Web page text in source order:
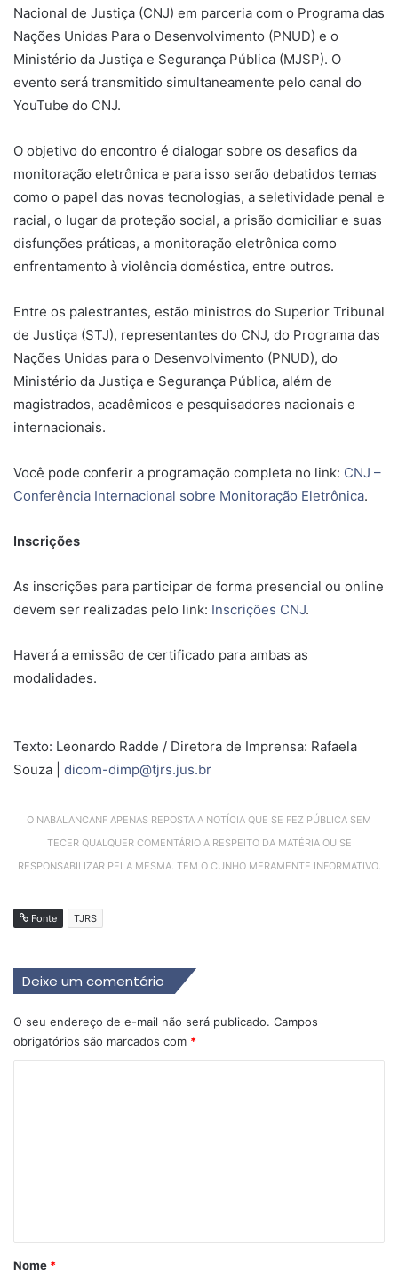
Nacional de Justiça (CNJ) em parceria com o Programa das
Nações Unidas Para o Desenvolvimento (PNUD) e o
Ministério da Justiça e Segurança Pública (MJSP). O
evento será transmitido simultaneamente pelo canal do
YouTube do CNJ.
O objetivo do encontro é dialogar sobre os desafios da
monitoração eletrônica e para isso serão debatidos temas
como o papel das novas tecnologias, a seletividade penal e
racial, o lugar da proteção social, a prisão domiciliar e suas
disfunções práticas, a monitoração eletrônica como
enfrentamento à violência doméstica, entre outros.
Entre os palestrantes, estão ministros do Superior Tribunal
de Justiça (STJ), representantes do CNJ, do Programa das
Nações Unidas para o Desenvolvimento (PNUD), do
Ministério da Justiça e Segurança Pública, além de
magistrados, acadêmicos e pesquisadores nacionais e
internacionais.
Você pode conferir a programação completa no link: CNJ –
Conferência Internacional sobre Monitoração Eletrônica.
Inscrições
As inscrições para participar de forma presencial ou online
devem ser realizadas pelo link: Inscrições CNJ.
Haverá a emissão de certificado para ambas as
modalidades.
Texto: Leonardo Radde / Diretora de Imprensa: Rafaela
Souza | dicom-dimp@tjrs.jus.br
O NABALANCANF APENAS REPOSTA A NOTÍCIA QUE SE FEZ PÚBLICA SEM
TECER QUALQUER COMENTÁRIO A RESPEITO DA MATÉRIA OU SE
RESPONSABILIZAR PELA MESMA. TEM O CUNHO MERAMENTE INFORMATIVO.
Fonte TJRS
Deixe um comentário
O seu endereço de e-mail não será publicado. Campos
obrigatórios são marcados com *
rNome *